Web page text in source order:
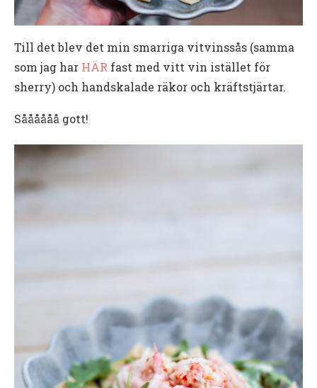
Till det blev det min smarriga vitvinssås (samma
som jag har HÄR fast med vitt vin istället för
sherry) och handskalade räkor och kräftstjärtar.
Såååååå gott!